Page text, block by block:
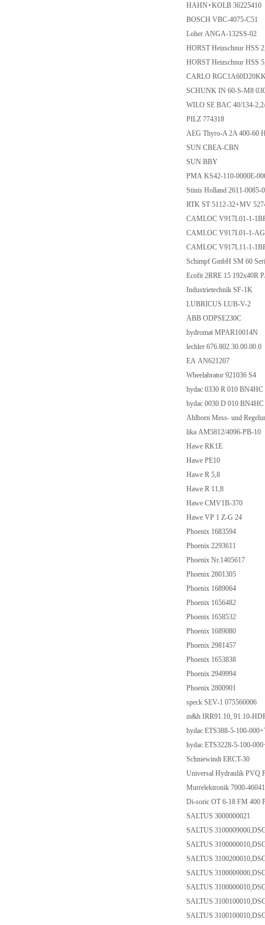
HAHN+KOLB 36225410
BOSCH VBC-4075-C51
Loher ANGA-132SS-02
HORST Heizschnur HSS
HORST Heizschnur HSS
CARLO
SCHUNK IN 60-S-M8
WILO SE BAC 40/134-
PILZ 774318
AEG Thyro-A 2A 400-60
SUN CBEA-CBN
SUN BBY
PMA KS42-110-0000E-
Stinis Holland 2611-
RTK ST 5112-32+MV
CAMLOC V917L01-1-
CAMLOC V917L01-1-
CAMLOC V917L11-1-
Schimpf GmbH SM 60
Ecofit 2RRE 15 192x40R
Industrietechnik SF-1K
LUBRICUS LUB-V-2
ABB ODPSE230C
hydromat MPAR10014N
lechler 676.802.30.00.00.0
EA AN621207
Wheelabrator 921036 S4
hydac 0330 R 010
hydac 0030 D 010
Ahlborn Mess- und
lika AM5812/4096-PB-10
Hawe RK1E
Hawe PE10
Hawe R 5,8
Hawe R 11,8
Hawe CMV1B-370
Hawe VP 1 Z-G 24
Phoenix 1683594
Phoenix 2293611
Phoenix Nr.1405617
Phoenix 2801305
Phoenix 1689064
Phoenix 1656482
Phoenix 1658532
Phoenix 1689080
Phoenix 2981457
Phoenix 1653838
Phoenix 2949994
Phoenix 2800901
speck SEV-1 075560006
m&h IRR91.10, 91.10-
hydac ETS388-5-100-
hydac ETS3228-5-100-
Schniewindt ERCT-30
Universal Hydraulik PVQ
Murrelektronik 7000-
Di-soric OT 6-18 FM 400
SALTUS 3000000021
SALTUS
SALTUS
SALTUS
SALTUS
SALTUS
SALTUS
SALTUS